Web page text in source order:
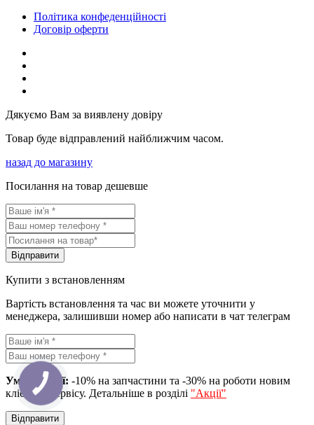
Політика конфеденційності
Договір оферти
Дякуємо Вам за виявлену довіру
Товар буде відправлений найближчим часом.
назад до магазину
Посилання на товар дешевше
Вiдправити
Купити з встановленням
Вартість встановлення та час ви можете уточнити у
менеджера, залишивши номер або написати в чат телеграм
Умова акції: -10% на запчастини та -30% на роботи новим
клієнтам сервісу. Детальніше в розділі "Акції"
Вiдправити